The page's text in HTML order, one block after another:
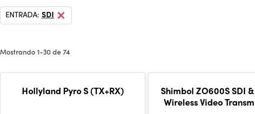
ENTRADA: SDI
Mostrando 1-30 de 74
Hollyland Pyro S (TX+RX)
Shimbol ZO600S SDI
Wireless Video